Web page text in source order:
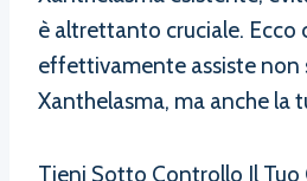
è altrettanto cruciale. Ecco
effettivamente assiste non
Xanthelasma, ma anche la
Tieni Sotto Controllo Il Tuo